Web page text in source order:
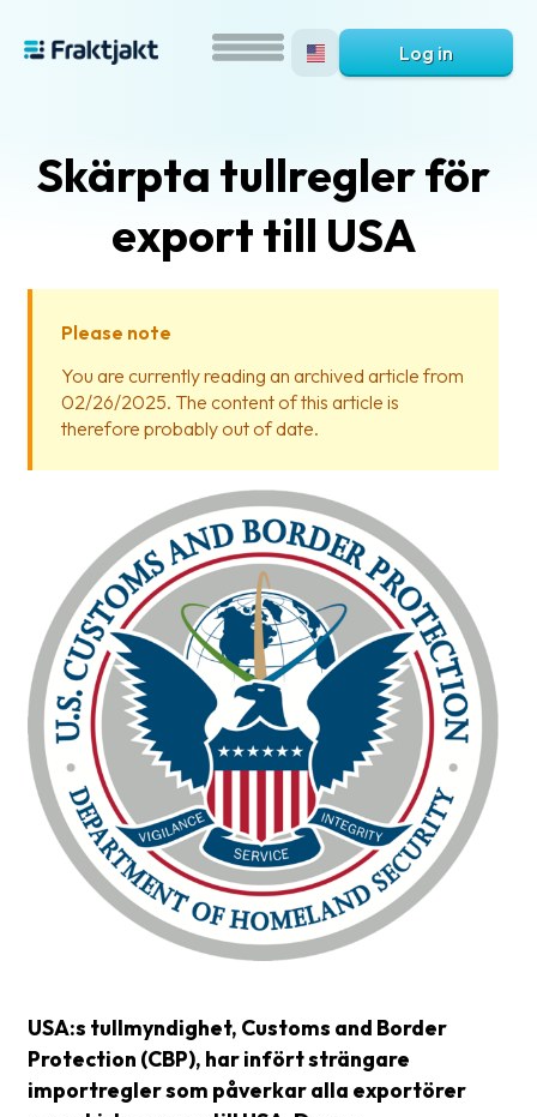
is
Fraktjakt?
Help?
Glossary
Packing
Shipping
documents
Printer
settings
Customs
declarations
Delivery
terms
Manuals
Downloads
Log in
Skärpta tullregler för
export till USA
Please note
You are currently reading an archived article from
02/26/2025. The content of this article is
therefore probably out of date.
USA:s tullmyndighet, Customs and Border
Protection (CBP), har infört strängare
importregler som påverkar alla exportörer